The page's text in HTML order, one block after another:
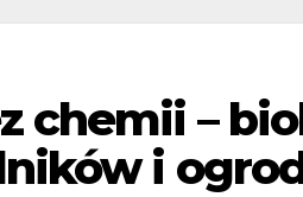
chemii –
i